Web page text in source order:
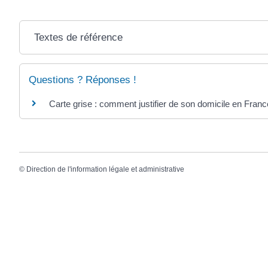
Textes de référence
Questions ? Réponses !
Carte grise : comment justifier de son domicile en
© Direction de l'information légale et administrative